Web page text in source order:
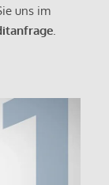
uns im
.